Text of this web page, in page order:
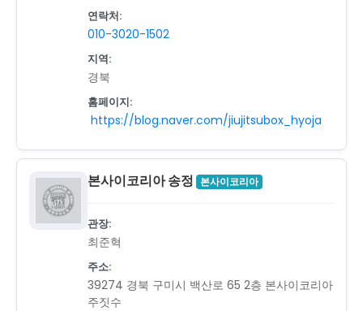
연락처:
010-3020-1502
지역:
경북
홈페이지:
https://blog.naver.com/jiujitsubox_hyoja
본사이코리아 송정 본사이코리아
관장:
최준혁
주소:
39274 경북 구미시 백산로 65 2층 본사이코리아
주짓수